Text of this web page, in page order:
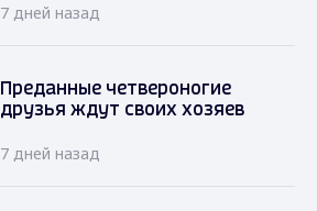
7 дней назад
Преданные четвероногие
друзья ждут своих хозяев
7 дней назад